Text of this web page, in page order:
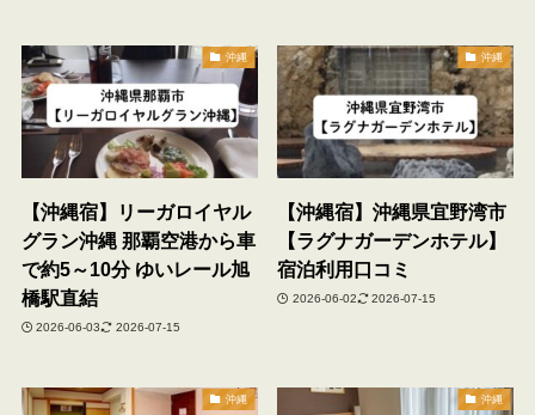
沖縄
【沖縄宿】リーガロイヤル
グラン沖縄 那覇空港から車
で約5～10分 ゆいレール旭
橋駅直結
2026-06-03 2026-07-15
沖縄
【沖縄宿】沖縄県宜野湾市
【ラグナガーデンホテル】
宿泊利用口コミ
2026-06-02 2026-07-15
沖縄 沖縄